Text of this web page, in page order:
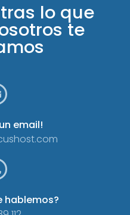
lo que
te
email!
hablemos?